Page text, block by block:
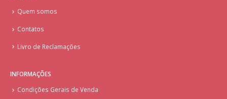
Quem somos
Contatos
Livro de Reclamações
INFORMAÇÕES
Condições Gerais de Venda